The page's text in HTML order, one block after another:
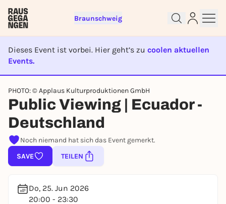
Braunschweig
Dieses Event ist vorbei. Hier geht’s zu coolen aktuellen
Events.
EVENT IST BEENDET
PHOTO: © Applaus Kulturproduktionen GmbH
Public Viewing | Ecuador -
Deutschland
Noch niemand hat sich das Event gemerkt.
SAVE
TEILEN
Do, 25. Jun 2026
20:00 - 23:30
Sign up for free and get started
right away
To like events, follow pages, or participate in
lotteries, you need a free Rausgegangen account.
REGISTER FOR FREE NOW
You already have an account?Log in now